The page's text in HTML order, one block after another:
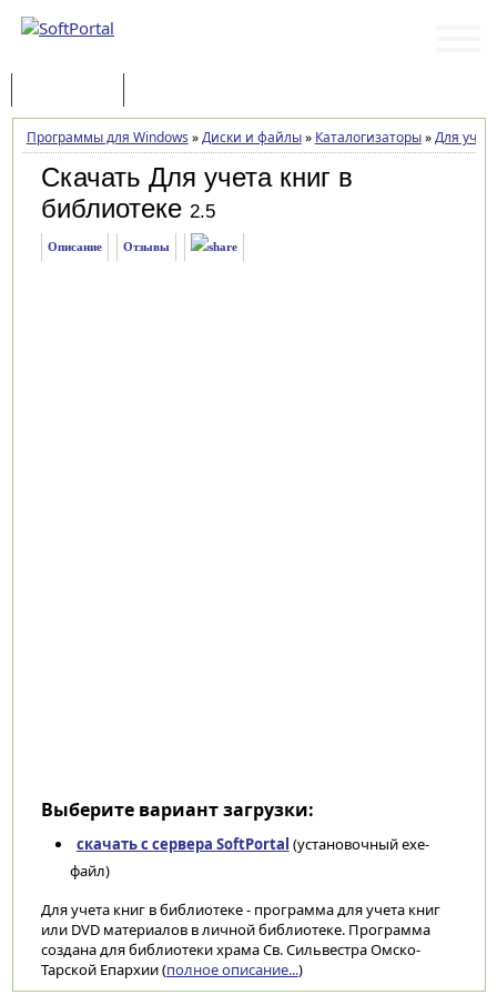
Программы для Windows »Диски и файлы» Каталогизаторы»Для
Скачать Для учета книг в
библиотеке 2.5
Описание Отзывы
Выберите вариант загрузки:
скачать с сервера SoftPortal (установочный exe-
файл)
Для учета книг в библиотеке - программа для учета книг
или DVD материалов в личной библиотеке. Программа
создана для библиотеки храма Св. Сильвестра Омско-
Тарской Епархии (полное описание...)